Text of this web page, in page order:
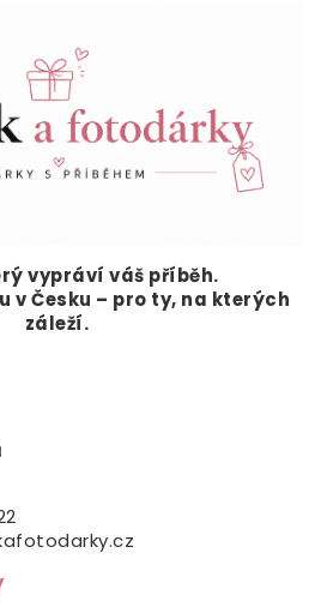
vyprávíváš příběh.
v Česku – pro ty, na kterých
záleží.